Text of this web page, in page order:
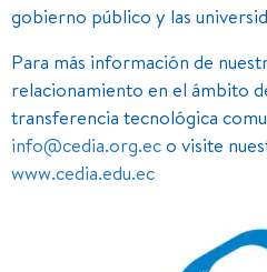
gobierno público y las
Para más información de
relacionamiento en el ámbito
transferencia tecnológica
info@cedia.org.eco visite
www.cedia.edu.ec